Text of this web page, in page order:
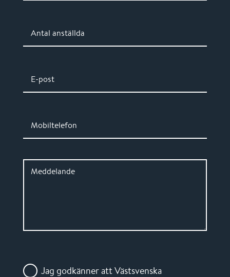
Antal anställda
E-post
Mobiltelefon
Meddelande
Jag godkänner att Västsvenska